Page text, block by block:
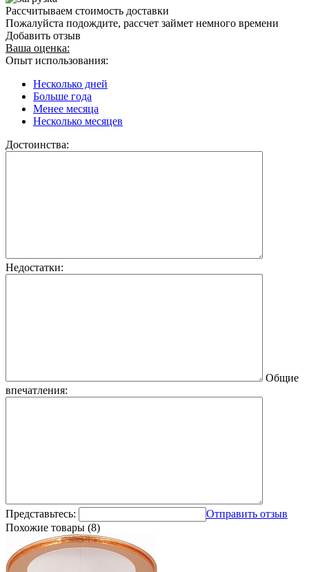
Рассчитываем стоимость доставки
Пожалуйста подождите, рассчет займет немного времени
Добавить отзыв
Ваша оценка:
Опыт использования:
Несколько дней
Больше года
Менее месяца
Несколько месяцев
Достоинства:
Недостатки:
Общие
впечатления:
Представьтесь:
Отправить отзыв
Похожие товары (8)